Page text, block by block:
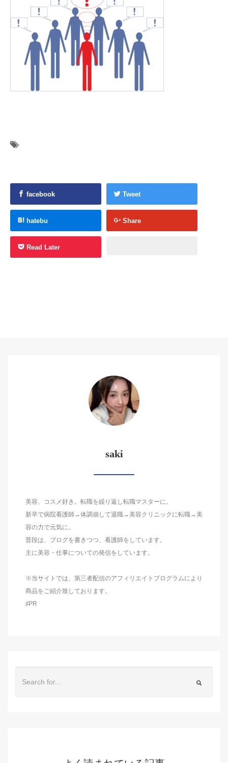
facebook Tweet
hatebu Share
Read Later
saki
美容、コスメ好き。転職を繰り返し転職マスターに。
新卒で病院看護師→体調崩して退職→美容クリニックに転職→美
容の力で元気に。
普段は、ブログを書きつつ、看護師をしています。
主に美容・仕事についての発信をしています。
※当サイトでは、第三者配信のアフィリエイトプログラムにより
商品をご紹介致しております。
♯PR